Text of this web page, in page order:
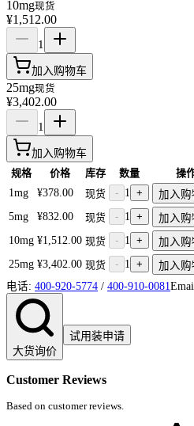
10mg现货
¥1,512.00
1
加入购物车
25mg现货
¥3,402.00
1
加入购物车
规格 价格 库存 数量
操
1mg
¥378.00 现货 - 1 +
加入购
5mg
¥832.00 现货 - 1 +
加入购
10mg ¥1,512.00 现货 - 1 +
加入购
25mg ¥3,402.00 现货 - 1 +
加入购
电话: 400-920-5774 / 400-910-0081
大货询价
试用装申请
Customer Reviews
Based on customer reviews.